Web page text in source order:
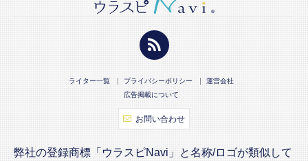
ライター一覧 プライバシーポリシー
運営会社
広告掲載について
お問い合わせ
弊社の登録商標「ウラスピNavi」と名称/ロゴが類似して